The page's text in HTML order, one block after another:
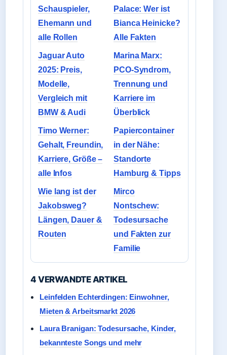
Schauspieler,
Ehemann und
alle Rollen
Palace: Wer ist
Bianca Heinicke?
Alle Fakten
Jaguar Auto
2025: Preis,
Modelle,
Vergleich mit
BMW & Audi
Marina Marx:
PCO-Syndrom,
Trennung und
Karriere im
Überblick
Timo Werner:
Gehalt, Freundin,
Karriere, Größe –
alle Infos
Papiercontainer
in der Nähe:
Standorte
Hamburg & Tipps
Wie lang ist der
Jakobsweg?
Längen, Dauer &
Routen
Mirco
Nontschew:
Todesursache
und Fakten zur
Familie
4 VERWANDTE ARTIKEL
Leinfelden Echterdingen: Einwohner,
Mieten & Arbeitsmarkt 2026
Laura Branigan: Todesursache, Kinder,
bekannteste Songs und mehr